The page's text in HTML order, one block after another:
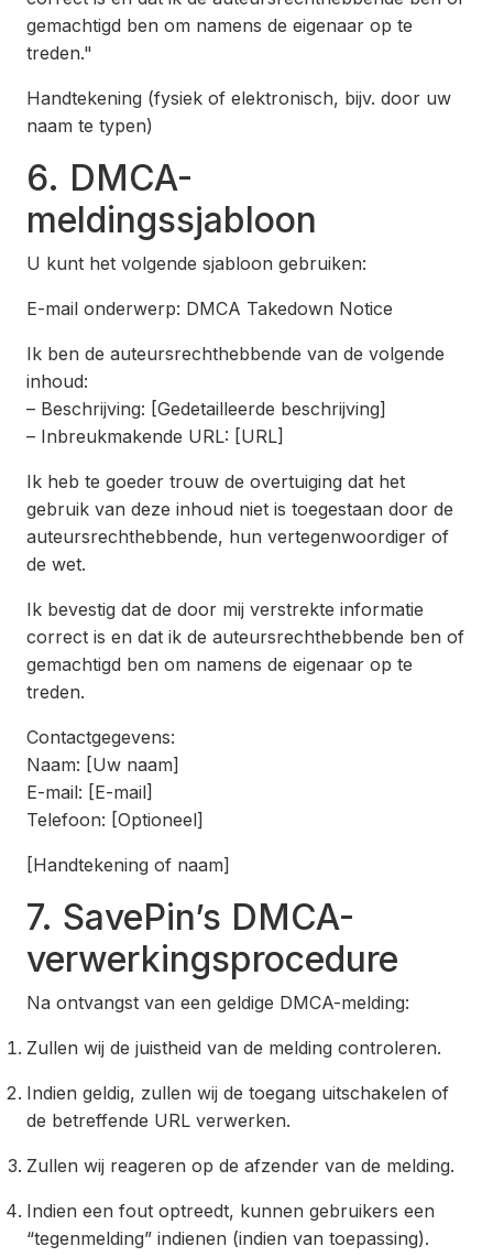
gemachtigd ben om namens de eigenaar op te
treden."
Handtekening (fysiek of elektronisch, bijv. door uw
naam te typen)
6. DMCA-
meldingssjabloon
U kunt het volgende sjabloon gebruiken:
E-mail onderwerp: DMCA Takedown Notice
Ik ben de auteursrechthebbende van de volgende
inhoud:
– Beschrijving: [Gedetailleerde beschrijving]
– Inbreukmakende URL: [URL]
Ik heb te goeder trouw de overtuiging dat het
gebruik van deze inhoud niet is toegestaan door de
auteursrechthebbende, hun vertegenwoordiger of
de wet.
Ik bevestig dat de door mij verstrekte informatie
correct is en dat ik de auteursrechthebbende ben of
gemachtigd ben om namens de eigenaar op te
treden.
Contactgegevens:
Naam: [Uw naam]
E-mail: [E-mail]
Telefoon: [Optioneel]
[Handtekening of naam]
7. SavePin’s DMCA-
verwerkingsprocedure
Na ontvangst van een geldige DMCA-melding:
Zullen wij de juistheid van de melding controleren.
Indien geldig, zullen wij de toegang uitschakelen of
de betreffende URL verwerken.
Zullen wij reageren op de afzender van de melding.
Indien een fout optreedt, kunnen gebruikers een
“tegenmelding” indienen (indien van toepassing).